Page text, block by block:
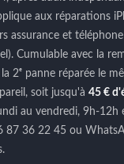
aux réparations
assurance et téléphone
Cumulable avec la
2ᵉ panne réparée le
soit jusqu'à 45 €
au vendredi, 9h-12h
87 36 22 45 ou